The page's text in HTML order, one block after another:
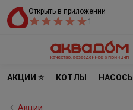
Открыть в приложении
1
АКЦИИ ⭐ КОТЛЫ НАСОСЫ
Акции